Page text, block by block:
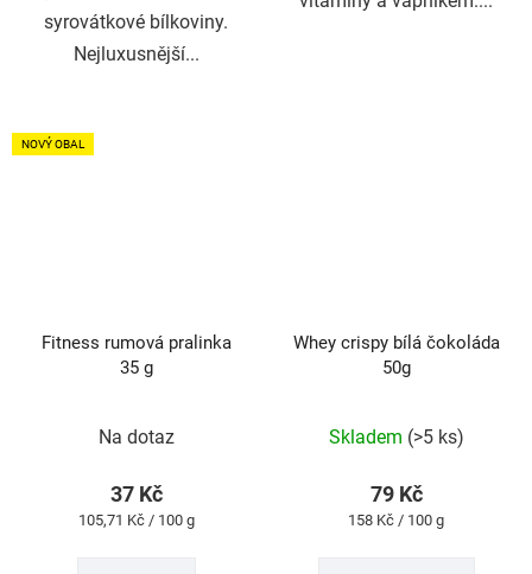
syrovátkové bílkoviny.
Nejluxusnější...
NOVÝ OBAL
Fitness rumová pralinka
35 g
hodnocení
je
Na dotaz
37 Kč
Měrná
105,71 Kč / 100 g
Whey crispy bílá čokoláda
50g
Skladem (>5 ks)
79 Kč
Měrná
158 Kč / 100 g